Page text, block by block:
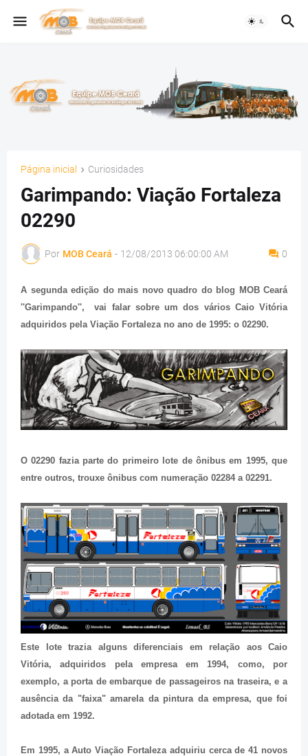
Página inicial Curiosidades
Garimpando: Viação Fortaleza
02290
Por MOB Ceará - 12/08/2013 06:00:00 AM 0
A segunda edição do mais novo quadro do blog MOB Ceará
''Garimpando'', vai falar sobre um dos vários Caio Vitória
adquiridos pela Viação Fortaleza no ano de 1995: o 02290.
O 02290 fazia parte do primeiro lote de ônibus em 1995, que
entre outros, trouxe ônibus com numeração 02284 a 02291.
Este lote trazia alguns diferenciais em relação aos Caio
Vitória, adquiridos pela empresa em 1994, como, por
exemplo, a porta de embarque de passageiros na traseira, e a
ausência da "faixa" amarela da pintura da empresa, que foi
adotada em 1992.
Em 1995, a Auto Viação Fortaleza adquiriu cerca de 41 novos